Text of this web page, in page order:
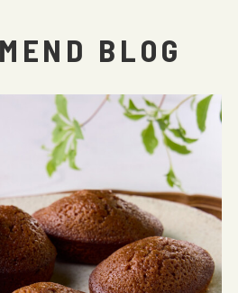
BLOG